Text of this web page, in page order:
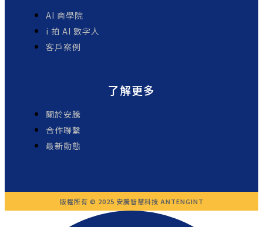
AI 商學院
i 拍 AI 數字人
客戶案例
了解更多
關於安騰
合作聯繫
最新動態
版權所有 © 2025 安騰智慧科技 ANTENGINT